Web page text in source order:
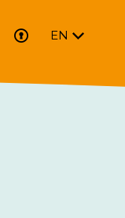
EN